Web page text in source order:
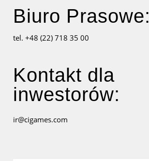
Biuro Prasowe:
tel. +48 (22) 718 35 00
Kontakt dla
inwestorów:
ir@cigames.com